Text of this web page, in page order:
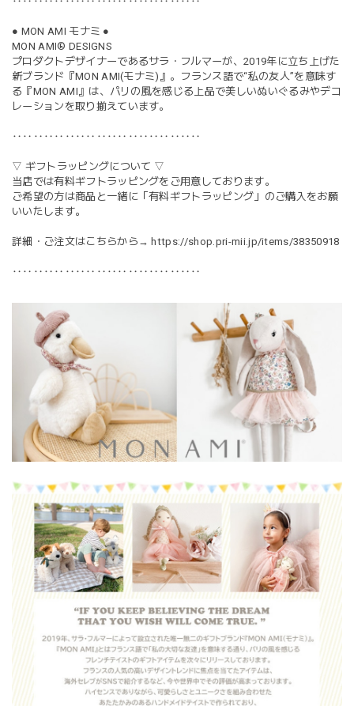
● MON AMI モナミ ●
MON AMI® DESIGNS
プロダクトデザイナーであるサラ・フルマーが、2019年に立ち上げた
新ブランド『MON AMI(モナミ)』。フランス語で“私の友人”を意味す
る『MON AMI』は、パリの風を感じる上品で美しいぬいぐるみやデコ
レーションを取り揃えています。
‥‥‥‥‥‥‥‥‥‥‥‥‥‥‥‥‥‥
▽ ギフトラッピングについて ▽
当店では有料ギフトラッピングをご用意しております。
ご希望の方は商品と一緒に「有料ギフトラッピング」のご購入をお願
いいたします。
詳細・ご注文はこちらから→ https://shop.pri-mii.jp/items/38350918
‥‥‥‥‥‥‥‥‥‥‥‥‥‥‥‥‥‥